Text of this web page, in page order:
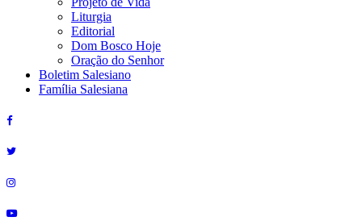
Liturgia
Editorial
Dom Bosco Hoje
Oração do Senhor
Boletim Salesiano
Família Salesiana